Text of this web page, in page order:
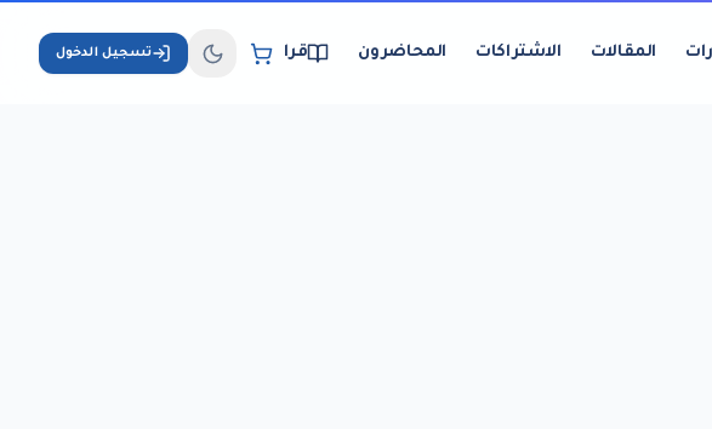
المقالات الاشتراكات المحاضرون قراءة الكتب الإلكترونيةتسجيل الدخول